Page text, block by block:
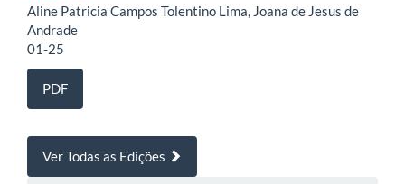
Aline Patricia Campos Tolentino Lima, Joana de Jesus de
Andrade
01-25
PDF
Ver Todas as Edições